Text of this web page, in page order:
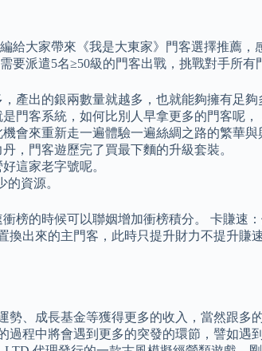
大家帶來《我是大東家》門客選擇推薦
派遣5名≥50級的門客出戰，挑戰對手所有
產出的銀兩數量就越多，也就能夠擁有足夠
門客系統，如何比別人早拿更多的門客呢
會來重新走一遍體驗一遍絲綢之路的繁華與
，門客遊歷完了買最下麵的升級套裝。
這家老字號呢。
資源。
榜的時候可以聯姻增加衝榜積分。 卡賺速
出來的主門客，此時只提升財力不提升賺
、成長基金等獲得更多的收入，當然跟多
程中將會遇到更多的突發的環節，譬如遇